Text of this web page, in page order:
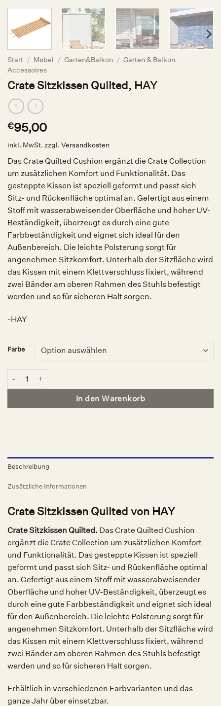
Start / Møbel / Garten&Balkon / Garten & Balkon
Accessoires
Crate Sitzkissen Quilted, HAY
€95,00
inkl. MwSt. zzgl. Versandkosten
Das Crate Quilted Cushion ergänzt die Crate Collection
um zusätzlichen Komfort und Funktionalität. Das
gesteppte Kissen ist speziell geformt und passt sich
Sitz- und Rückenfläche optimal an. Gefertigt aus einem
Stoff mit wasserabweisender Oberfläche und hoher UV-
Beständigkeit, überzeugt es durch eine gute
Farbbeständigkeit und eignet sich ideal für den
Außenbereich. Die leichte Polsterung sorgt für
angenehmen Sitzkomfort. Unterhalb der Sitzfläche wird
das Kissen mit einem Klettverschluss fixiert, während
zwei Bänder am oberen Rahmen des Stuhls befestigt
werden und so für sicheren Halt sorgen.
-HAY
Farbe
Crate Sitzkissen Quilted, HAY Menge
In den Warenkorb
Beschreibung
Zusätzliche Informationen
Crate Sitzkissen Quilted von HAY
Crate Sitzkissen Quilted. Das Crate Quilted Cushion
ergänzt die Crate Collection um zusätzlichen Komfort
und Funktionalität. Das gesteppte Kissen ist speziell
geformt und passt sich Sitz- und Rückenfläche optimal
an. Gefertigt aus einem Stoff mit wasserabweisender
Oberfläche und hoher UV-Beständigkeit, überzeugt es
durch eine gute Farbbeständigkeit und eignet sich ideal
für den Außenbereich. Die leichte Polsterung sorgt für
angenehmen Sitzkomfort. Unterhalb der Sitzfläche wird
das Kissen mit einem Klettverschluss fixiert, während
zwei Bänder am oberen Rahmen des Stuhls befestigt
werden und so für sicheren Halt sorgen.
Erhältlich in verschiedenen Farbvarianten und das
ganze Jahr über einsetzbar.